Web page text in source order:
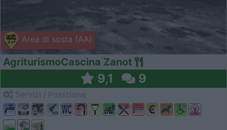
Area di sosta (AA)
AgriturismoCascina Zanot
9,1 9